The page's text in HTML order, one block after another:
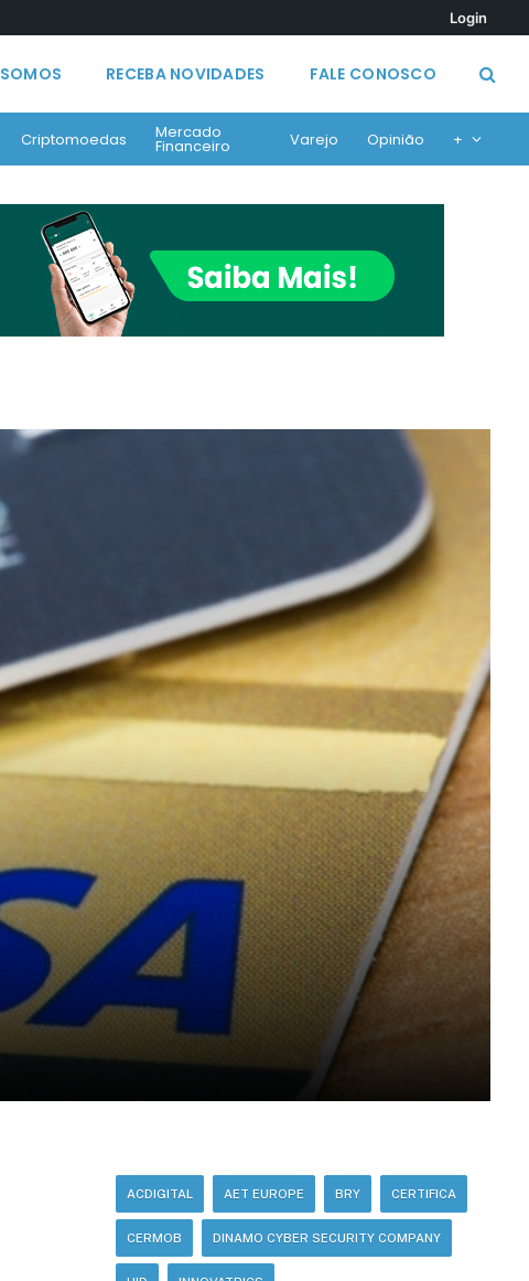
Login
RECEBA NOVIDADES FALE CONOSCO
Criptomoedas Mercado
Financeiro Varejo Opinião +
ACDIGITAL AET EUROPE BRY CERTIFICA
CERMOB DINAMO CYBER SECURITY COMPANY